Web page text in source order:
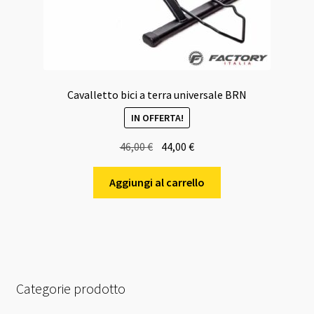
Cavalletto bici a terra universale BRN
IN OFFERTA!
46,00€
prezzo
originale
era:
44,00€Il
prezzo
attuale
è:
Aggiungi al carrello
Categorie prodotto